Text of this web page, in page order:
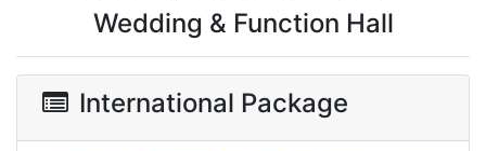
Gedung Sasana Modern
Wedding & Function Hall